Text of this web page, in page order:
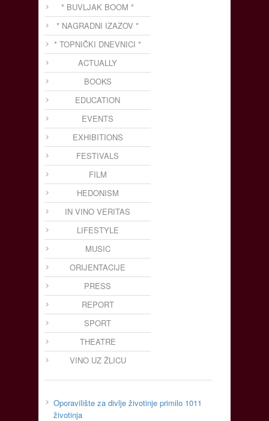
* BUVLJAK BOOM *
* NAGRADNI IZAZOV *
* TOPNIČKI DNEVNICI *
ACTUALLY
BOOKS
EDUCATION
EVENTS
EXHIBITIONS
FESTIVALS
FILM
HEDONISM
IN VINO VERITAS
LIFESTYLE
MUSIC
ORIJENTACIJE
PRESS
REPORT
SPORT
THEATRE
VINO UZ ŽLICU
Oporavilište za divlje životinje primilo 1011
životinja